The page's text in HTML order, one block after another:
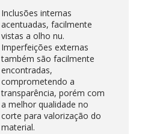
Inclusões internas
acentuadas, facilmente
vistas a olho nu.
Imperfeições externas
também são facilmente
encontradas,
comprometendo a
transparência, porém com
a melhor qualidade no
corte para valorização do
material.